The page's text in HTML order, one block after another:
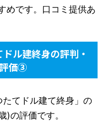
めです。口コミ提供あ
ル建終身の評判・
価③
てドル建て終身」の
)の評価です。